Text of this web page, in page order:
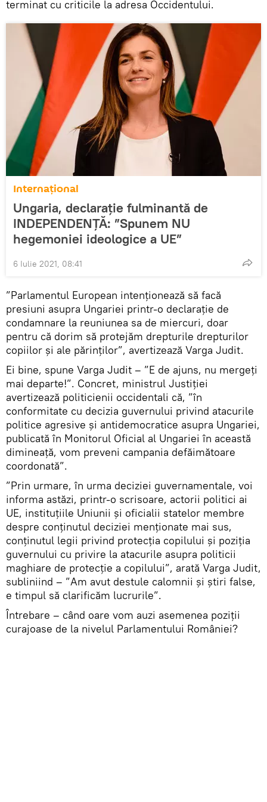
terminat cu criticile la adresa Occidentului.
Internaţional
Ungaria, declarație fulminantă de
INDEPENDENȚĂ: ”Spunem NU
hegemoniei ideologice a UE”
6 Iulie 2021, 08:41
”Parlamentul European intenționează să facă
presiuni asupra Ungariei printr-o declarație de
condamnare la reuniunea sa de miercuri, doar
pentru că dorim să protejăm drepturile drepturilor
copiilor și ale părinților”, avertizează Varga Judit.
Ei bine, spune Varga Judit – ”E de ajuns, nu mergeți
mai departe!”. Concret, ministrul Justiției
avertizează politicienii occidentali că, ”în
conformitate cu decizia guvernului privind atacurile
politice agresive și antidemocratice asupra Ungariei,
publicată în Monitorul Oficial al Ungariei în această
dimineață, vom preveni campania defăimătoare
coordonată”.
”Prin urmare, în urma deciziei guvernamentale, voi
informa astăzi, printr-o scrisoare, actorii politici ai
UE, instituțiile Uniunii și oficialii statelor membre
despre conținutul deciziei menționate mai sus,
conținutul legii privind protecția copilului și poziția
guvernului cu privire la atacurile asupra politicii
maghiare de protecție a copilului”, arată Varga Judit,
subliniind – ”Am avut destule calomnii și știri false,
e timpul să clarificăm lucrurile”.
Întrebare – când oare vom auzi asemenea poziții
curajoase de la nivelul Parlamentului României?